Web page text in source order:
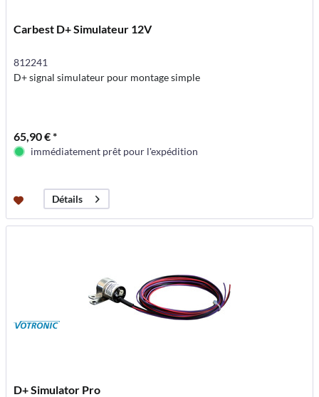
Carbest D+ Simulateur 12V
812241
D+ signal simulateur pour montage simple
65,90 € *
immédiatement prêt pour l'expédition
Détails
D+ Simulator Pro